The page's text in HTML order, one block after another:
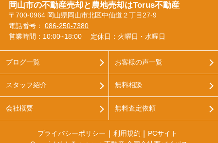
岡山市の不動産売却と農地売却はTorus不動産
〒700-0964 岡山県岡山市北区中仙道２丁目27-9
電話番号： 086-250-7380
営業時間：10:00~18:00
定休日：火曜日・水曜日
ブログ一覧
スタッフ紹介
会社概要
お客様の声一覧
無料相談
無料査定依頼
プライバシーポリシー 利用規約
PCサイト